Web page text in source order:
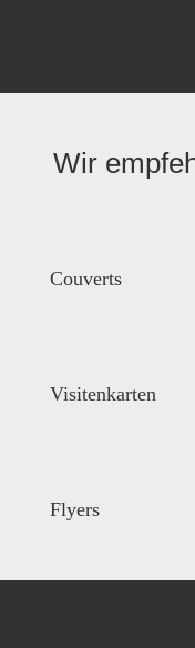
Wir
Couverts
Visitenkarten
Flyers